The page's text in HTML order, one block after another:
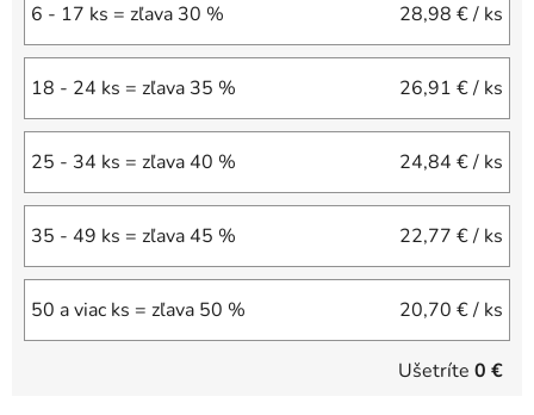
6 - 17 ks = zľava 30 % 28,98 €/ ks
18 - 24 ks = zľava 35 % 26,91 €/ ks
25 - 34 ks = zľava 40 % 24,84 €/ ks
35 - 49 ks = zľava 45 % 22,77 €/ ks
50 a viac ks = zľava 50 % 20,70 €/ ks
Ušetríte 0 €